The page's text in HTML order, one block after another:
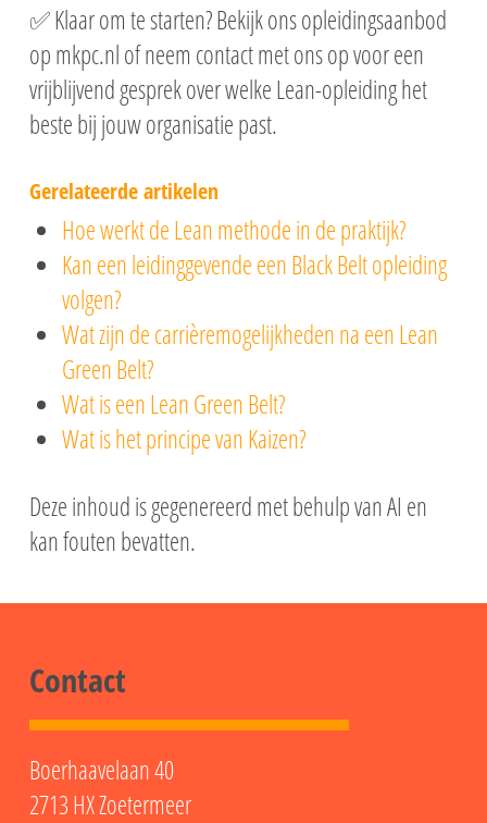
✅ Klaar om te starten? Bekijk ons opleidingsaanbod
op mkpc.nl of neem contact met ons op voor een
vrijblijvend gesprek over welke Lean-opleiding het
beste bij jouw organisatie past.
Gerelateerde artikelen
Hoe werkt de Lean methode in de praktijk?
Kan een leidinggevende een Black Belt opleiding
volgen?
Wat zijn de carrièremogelijkheden na een Lean
Green Belt?
Wat is een Lean Green Belt?
Wat is het principe van Kaizen?
Deze inhoud is gegenereerd met behulp van AI en
kan fouten bevatten.
Contact
Boerhaavelaan 40
2713 HX Zoetermeer